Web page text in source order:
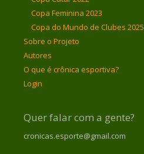
Copa Feminina 2023
Copa do Mundo de Clubes 2025
Sobre o Projeto
Autores
O que é crônica esportiva?
Login
Quer falar com a gente?
cronicas.esporte@gmail.com